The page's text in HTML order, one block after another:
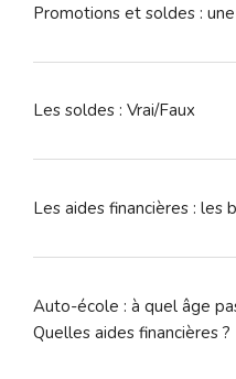
Promotions et soldes :
Les soldes : Vrai/Faux
Les aides financières : les
Auto-école : à quel âge
Quelles aides financières ?